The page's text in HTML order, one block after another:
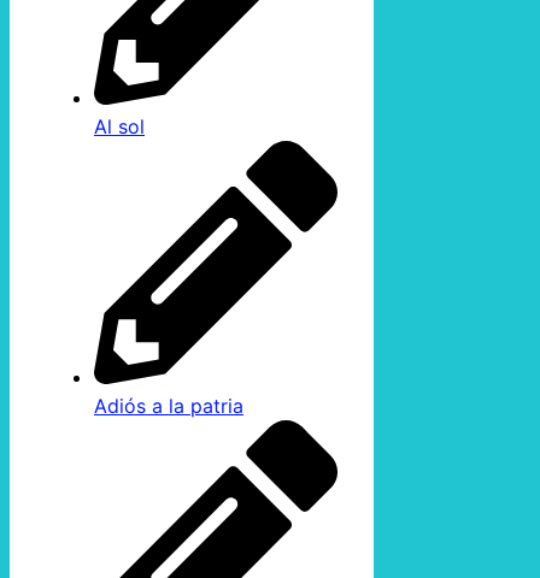
Al sol
Adiós a la patria